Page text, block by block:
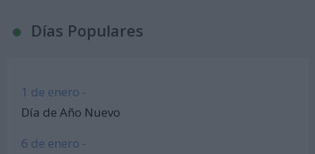
Días Populares
1 de enero -
Día de Año Nuevo
6 de enero -